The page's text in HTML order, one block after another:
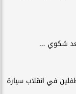
شكوي ...
في انقلاب سيارة